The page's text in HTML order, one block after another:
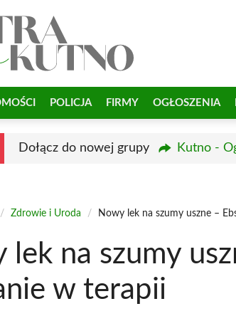
POLICJA FIRMY OGŁOSZENIA
Dołącz do nowej grupy Kutno -
/ Zdrowie i Uroda / Nowy lek na szumy uszne –
lek na szumy
w terapii